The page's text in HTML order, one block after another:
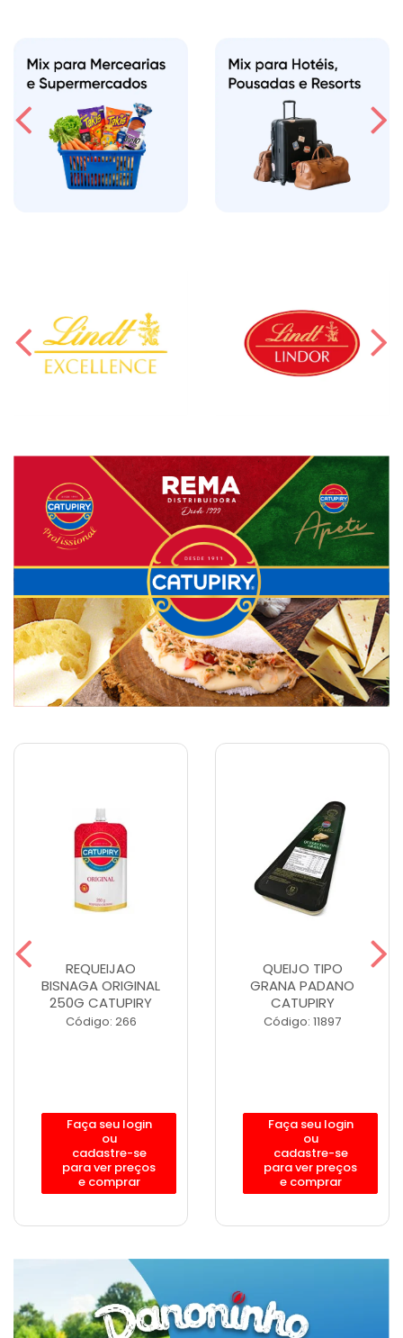
REQUEIJAO
BISNAGA ORIGINAL
250G CATUPIRY
Código: 266
Faça seu login
ou
cadastre-se
para ver preços
e comprar
QUEIJO TIPO
GRANA PADANO
CATUPIRY
Código: 11897
Faça seu login
ou
cadastre-se
para ver preços
e comprar